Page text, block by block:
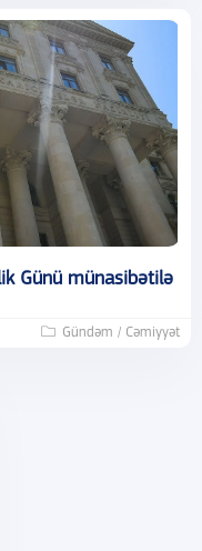
Günü münasibətilə
Gündəm / Cəmiyyət